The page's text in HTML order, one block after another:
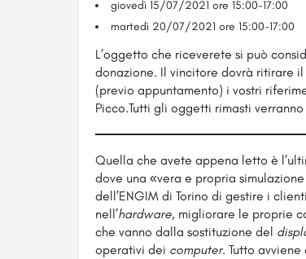
giovedì 15/07/2021 ore 15:00-17:00
martedì 20/07/2021 ore 15:00-17:00
L’oggetto che riceverete si può
donazione. Il vincitore dovrà ritirare
(previo appuntamento) i vostri
Picco.Tutti gli oggetti rimasti
Quella che avete appena letto è
dove una «vera e propria
dell’ENGIM di Torino di gestire i
nell’hardware, migliorare le proprie
che vanno dalla sostituzione del
operativi dei computer. Tutto